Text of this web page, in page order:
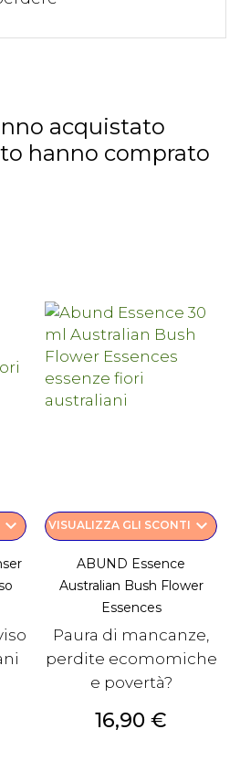
acquistato
hanno comprato
keyboard_arrow_down VISUALIZZA GLI SCONTI keyboard_arrow_down
ABUND Essence
Australian Bush Flower
Essences
Paura di mancanze,
perdite ecomomiche
e povertà?
Prezzo
16,90 €